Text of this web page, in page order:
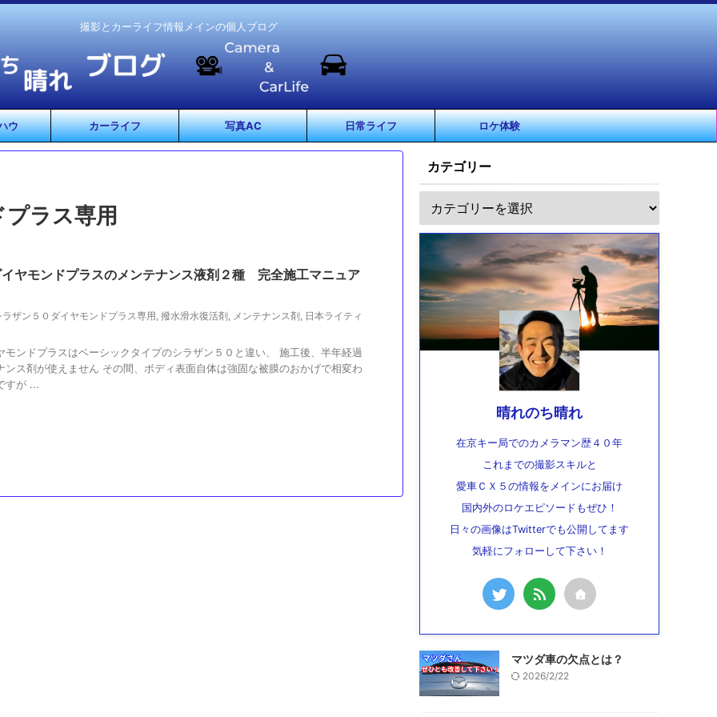
撮影とカーライフ情報メインの個人ブログ
ウ カーライフ 写真AC 日常ライフ ロケ体験
ラス専用
ヤモンドプラスのメンテナンス液剤２種 完全施工マニュア
ラザン５０ダイヤモンドプラス専用 撥水滑水復活剤 メンテナンス剤 日本ライティ
モンドプラスはベーシックタイプのシラザン５０と違い、 施工後、半年経過
ンス剤が使えません その間、ボディ表面自体は強固な被膜のおかげで相変わ
すが ...
カテゴリー
晴れのち晴れ
在京キー局でのカメラマン歴４０年
これまでの撮影スキルと
愛車ＣＸ５の情報をメインにお届け
国内外のロケエピソードもぜひ！
日々の画像はTwitterでも公開してます
気軽にフォローして下さい！
マツダ車の欠点とは？
2026/2/22